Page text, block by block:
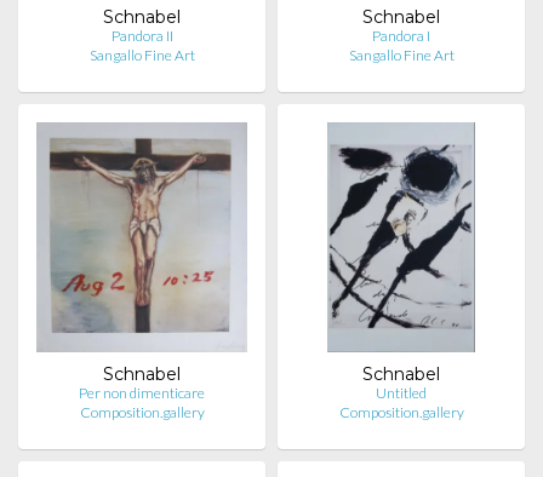
Schnabel
Pandora II
Sangallo Fine Art
Schnabel
Pandora I
Sangallo Fine Art
Schnabel
Per non dimenticare
Composition.gallery
Schnabel
Untitled
Composition.gallery